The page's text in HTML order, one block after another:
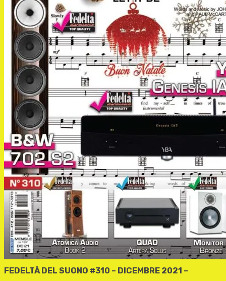
FEDELTÀ DEL SUONO #310 – DICEMBRE 2021 –